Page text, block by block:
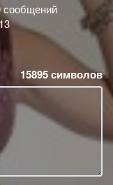
сообщений
15895символов